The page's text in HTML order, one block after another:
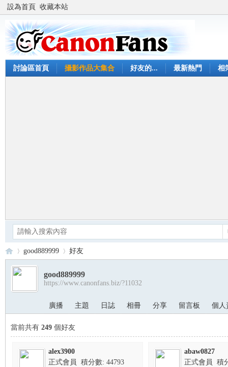
設為首頁 收藏本站
討論區首頁 攝影作品大集合 好友的... 最新熱門 相
Ca›
good889999 好友
good889999
https://www.canonfans.biz/?11032
廣播 主題 日誌 相冊 分享 留言板 個人
當前共有 249個好友
alex3900
正式會員 積分數: 44793
abaw0827
正式會員 積